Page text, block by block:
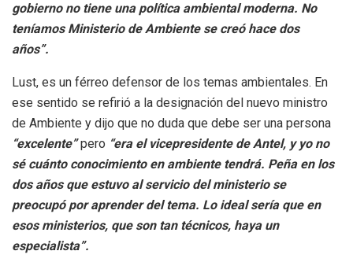
gobierno no tiene una política ambiental moderna. No
teníamos Ministerio de Ambiente se creó hace dos
años”.
Lust, es un férreo defensor de los temas ambientales. En
ese sentido se refirió a la designación del nuevo ministro
de Ambiente y dijo que no duda que debe ser una persona
“excelente”pero “era el vicepresidente de Antel, y yo no
sé cuánto conocimiento en ambiente tendrá. Peña en los
dos años que estuvo al servicio del ministerio se
preocupó por aprender del tema. Lo ideal sería que en
esos ministerios, que son tan técnicos, haya un
especialista”.